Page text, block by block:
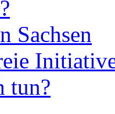
Sachsen
tun?